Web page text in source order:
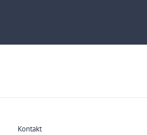
Kontakt